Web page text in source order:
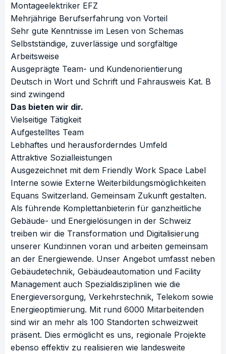
Montageelektriker EFZ
Mehrjährige Berufserfahrung von Vorteil
Sehr gute Kenntnisse im Lesen von Schemas
Selbstständige, zuverlässige und sorgfältige
Arbeitsweise
Ausgeprägte Team- und Kundenorientierung
Deutsch in Wort und Schrift und Fahrausweis Kat. B
sind zwingend
Das bieten wir dir.
Vielseitige Tätigkeit
Aufgestelltes Team
Lebhaftes und herausforderndes Umfeld
Attraktive Sozialleistungen
Ausgezeichnet mit dem Friendly Work Space Label
Interne sowie Externe Weiterbildungsmöglichkeiten
Equans Switzerland. Gemeinsam Zukunft gestalten.
Als führende Komplettanbieterin für ganzheitliche
Gebäude- und Energielösungen in der Schweiz
treiben wir die Transformation und Digitalisierung
unserer Kund:innen voran und arbeiten gemeinsam
an der Energiewende. Unser Angebot umfasst neben
Gebäudetechnik, Gebäudeautomation und Facility
Management auch Spezialdisziplinen wie die
Energieversorgung, Verkehrstechnik, Telekom sowie
Energieoptimierung. Mit rund 6000 Mitarbeitenden
sind wir an mehr als 100 Standorten schweizweit
präsent. Dies ermöglicht es uns, regionale Projekte
ebenso effektiv zu realisieren wie landesweite